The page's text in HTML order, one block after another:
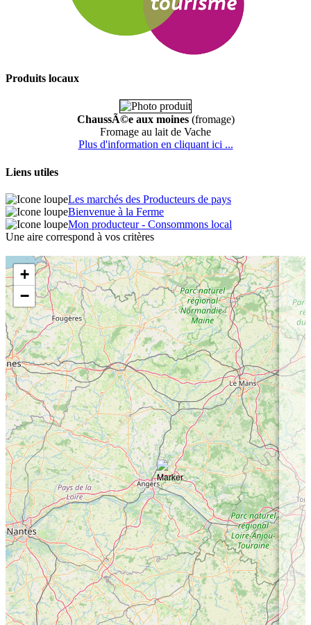
Produits locaux
ChaussÃ©e aux moines(fromage)
Fromage au lait de Vache
Plus d'information en cliquant ici ...
Liens utiles
Les marchés des Producteurs de pays
Bienvenue à la Ferme
Mon producteur - Consommons local
Une aire correspond à vos critères
+
−